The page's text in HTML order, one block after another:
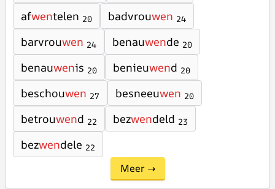
afwentelen 20 badvrouwen 24
barvrouwen 24 benauwende 20
benauwenis 20 benieuwend 20
beschouwen 27 besneeuwen 20
betrouwend 22 bezwendeld 23
bezwendele 22
Meer →